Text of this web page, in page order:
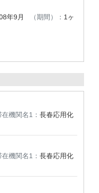
年9月 （期間）： 1ヶ
在機関名1： 長春応用化
在機関名1： 長春応用化